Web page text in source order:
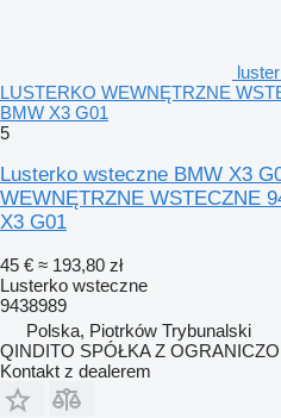
LUSTERKO WEWNĘTRZNE
BMW X3 G01
5
Lusterko wsteczne BMW X3
WEWNĘTRZNE WSTECZNE
X3 G01
45 € ≈ 193,80 zł
Lusterko wsteczne
9438989
Polska, Piotrków Trybunalski
QINDITO SPÓŁKA Z
Kontakt z dealerem